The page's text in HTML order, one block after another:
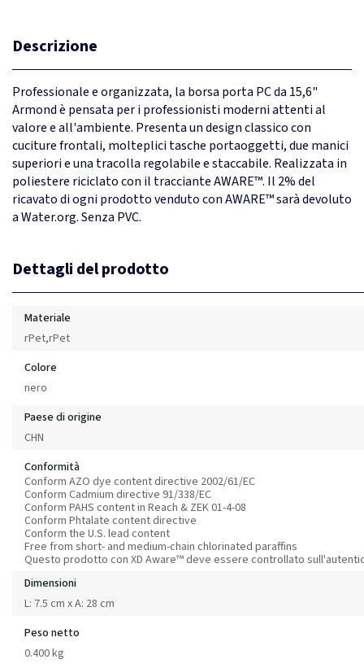
Descrizione
Professionale e organizzata, la borsa porta PC da 15,6"
Armond è pensata per i professionisti moderni attenti al
valore e all'ambiente. Presenta un design classico con
cuciture frontali, molteplici tasche portaoggetti, due manici
superiori e una tracolla regolabile e staccabile. Realizzata in
poliestere riciclato con il tracciante AWARE™. Il 2% del
ricavato di ogni prodotto venduto con AWARE™ sarà devoluto
a Water.org. Senza PVC.
Dettagli del prodotto
Materiale
rPet,rPet
Colore
nero
Paese di origine
CHN
Conformità
Conform AZO dye content directive 2002/61/EC
Conform Cadmium directive 91/338/EC
Conform PAHS content in Reach & ZEK 01-4-08
Conform Phtalate content directive
Conform the U.S. lead content
Free from short- and medium-chain chlorinated paraffins
Questo prodotto con XD Aware™ deve essere controllato
Dimensioni
L: 7.5 cm x A: 28 cm
Peso netto
0.400 kg